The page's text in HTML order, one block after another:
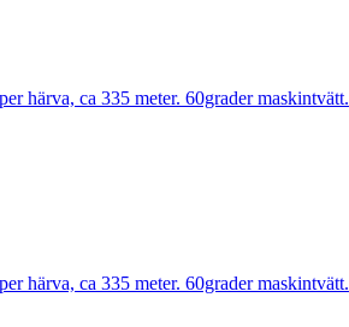
härva, ca 335 meter. 60grader maskintvätt.
härva, ca 335 meter. 60grader maskintvätt.